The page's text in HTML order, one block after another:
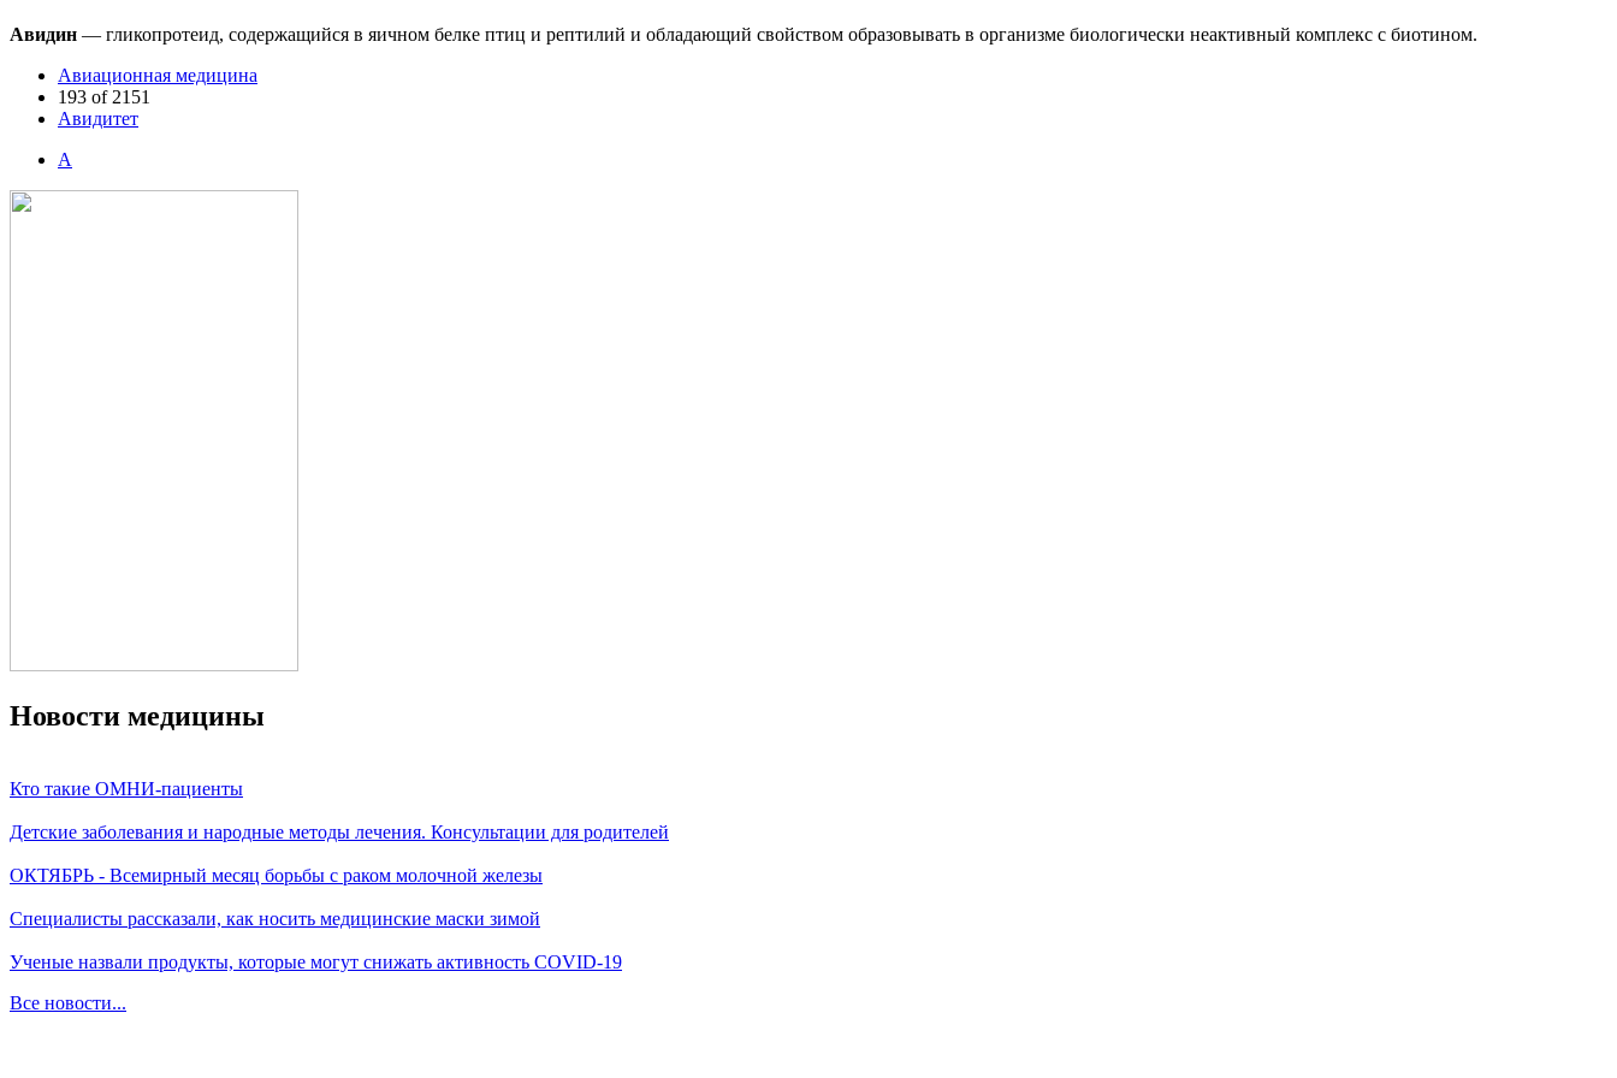
Авидин — гликопротеид, содержащийся в яичном белке птиц и рептилий и обладающий свойством образовывать в организме биологически неактивный комплекс с биотином.
Авиационная медицина
193 of 2151
Авидитет
А
Новости медицины
Кто такие ОМНИ-пациенты
Детские заболевания и народные методы лечения. Консультации для родителей
ОКТЯБРЬ - Всемирный месяц борьбы с раком молочной железы
Специалисты рассказали, как носить медицинские маски зимой
Ученые назвали продукты, которые могут снижать активность COVID-19
Все новости...